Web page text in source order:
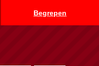
Begrepen